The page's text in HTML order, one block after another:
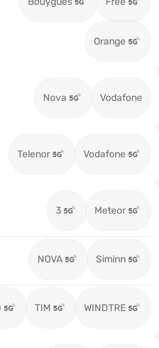
Orange
Nova Vodafone
Telenor Vodafone
3 Meteor
NOVA Siminn
TIM WINDTRE